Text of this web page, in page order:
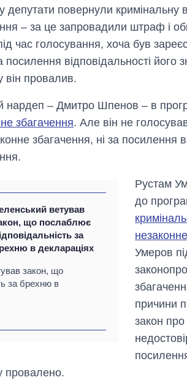
депутати повернули кримінальну
– за це запровадили штраф і
час голосування, хоча був
посилення відповідальності
він провалив.
– Дмитро Шпенов – в
збагачення. Але він не
збагачення, ні за посилення
ветував
що послаблює
за
в деклараціях
закон, що
за брехню в
Рустам
до
Умеров
причини
закон про
провалено.